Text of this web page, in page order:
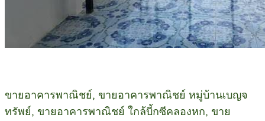
ขายอาคารพาณิชย์, ขายอาคารพาณิชย์ หมู่บ้านเบญจ
ทรัพย์, ขายอาคารพาณิชย์ ใกล้บี้กซีคลองหก, ขาย